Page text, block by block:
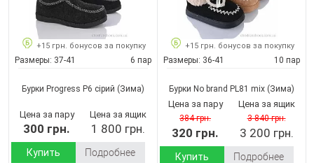
+15 грн. бонусов за покупку
Размеры: 37-41 6 пар
Бурки Progress P6 сірий (Зима)
Цена за пару
300 грн.
Цена за ящик
1 800 грн.
Купить Подробнее
+15 грн. бонусов за покупку
Размеры: 36-41 10 пар
Бурки No brand PL81 mix (Зима)
Цена за пару
384 грн.
320 грн.
Цена за ящик
3 840 грн.
3 200 грн.
Купить Подробнее